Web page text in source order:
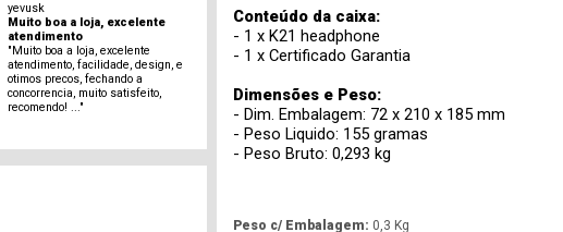
yevusk
Muito boa a loja, excelente
atendimento
"Muito boa a loja, excelente
atendimento, facilidade, design, e
otimos precos, fechando a
concorrencia, muito satisfeito,
recomendo! ..."
Conteúdo da caixa:
- 1 x K21 headphone
- 1 x Certificado Garantia
Dimensões e Peso:
- Dim. Embalagem: 72 x 210 x 185 mm
- Peso Liquido: 155 gramas
- Peso Bruto: 0,293 kg
Peso c/ Embalagem: 0,3 Kg